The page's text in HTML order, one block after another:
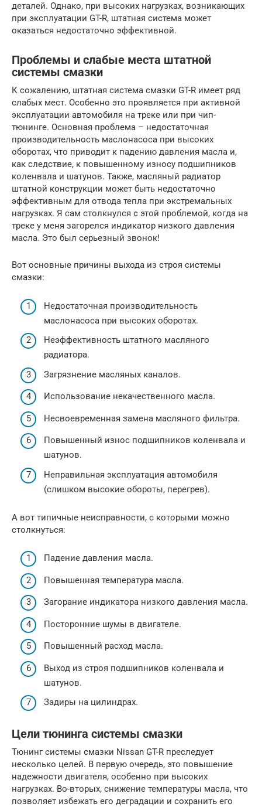
деталей. Однако, при высоких нагрузках, возникающих
при эксплуатации GT-R, штатная система может
оказаться недостаточно эффективной.
Проблемы и слабые места штатной
системы смазки
К сожалению, штатная система смазки GT-R имеет ряд
слабых мест. Особенно это проявляется при активной
эксплуатации автомобиля на треке или при чип-
тюнинге. Основная проблема – недостаточная
производительность маслонасоса при высоких
оборотах, что приводит к падению давления масла и,
как следствие, к повышенному износу подшипников
коленвала и шатунов. Также, масляный радиатор
штатной конструкции может быть недостаточно
эффективным для отвода тепла при экстремальных
нагрузках. Я сам столкнулся с этой проблемой, когда на
треке у меня загорелся индикатор низкого давления
масла. Это был серьезный звонок!
Вот основные причины выхода из строя системы
смазки:
Недостаточная производительность
маслонасоса при высоких оборотах.
Неэффективность штатного масляного
радиатора.
Загрязнение масляных каналов.
Использование некачественного масла.
Несвоевременная замена масляного фильтра.
Повышенный износ подшипников коленвала и
шатунов.
Неправильная эксплуатация автомобиля
(слишком высокие обороты, перегрев).
А вот типичные неисправности, с которыми можно
столкнуться:
Падение давления масла.
Повышенная температура масла.
Загорание индикатора низкого давления масла.
Посторонние шумы в двигателе.
Повышенный расход масла.
Выход из строя подшипников коленвала и
шатунов.
Задиры на цилиндрах.
Цели тюнинга системы смазки
Тюнинг системы смазки Nissan GT-R преследует
несколько целей. В первую очередь, это повышение
надежности двигателя, особенно при высоких
нагрузках. Во-вторых, снижение температуры масла, что
позволяет избежать его деградации и сохранить его